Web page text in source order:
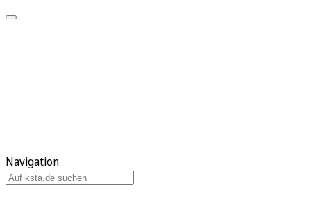
Navigation